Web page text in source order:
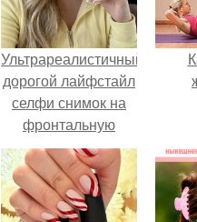
Ультрареалистичный
дорогой лайфстайл
селфи снимок на
фронтальную
камеру.